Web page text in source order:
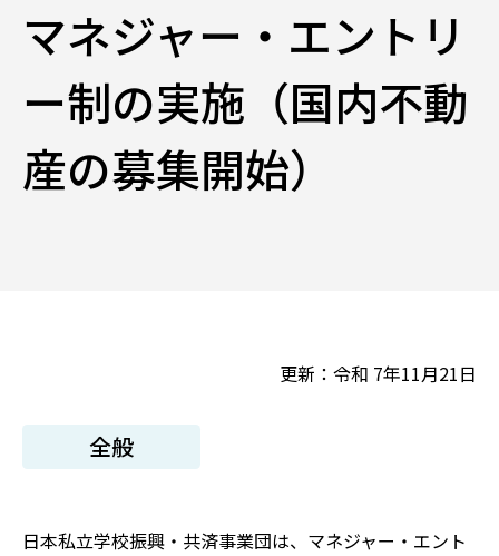
マネジャー・エントリ
ー制の実施（国内不動
産の募集開始）
更新：令和 7年11月21日
全般
日本私立学校振興・共済事業団は、マネジャー・エント